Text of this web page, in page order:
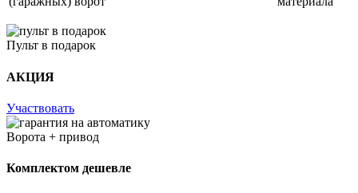
Пульт в подарок
АКЦИЯ
Участвовать
Ворота + привод
Комплектом дешевле